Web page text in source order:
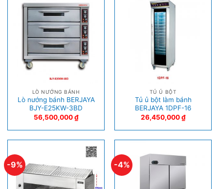
LÒ NƯỚNG BÁNH
Lò nướng bánh BERJAYA
BJY-E25KW-3BD
56,500,000₫
TỦ Ủ BỘT
Tủ ủ bột làm bánh
BERJAYA 1DPF-16
26,450,000₫
-9% -4%